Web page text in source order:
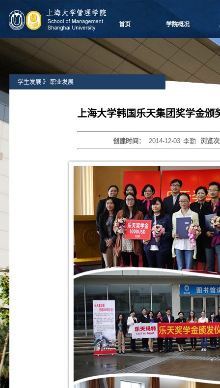
首页 学院概况
学院愿景
院长致辞
学院介绍
党群组织
学院制度
学院视频
历任领导
学生发展 》 职业发展
上海大学韩国乐天集团奖学金颁
创建时间： 2014-12-03 李勤 浏览